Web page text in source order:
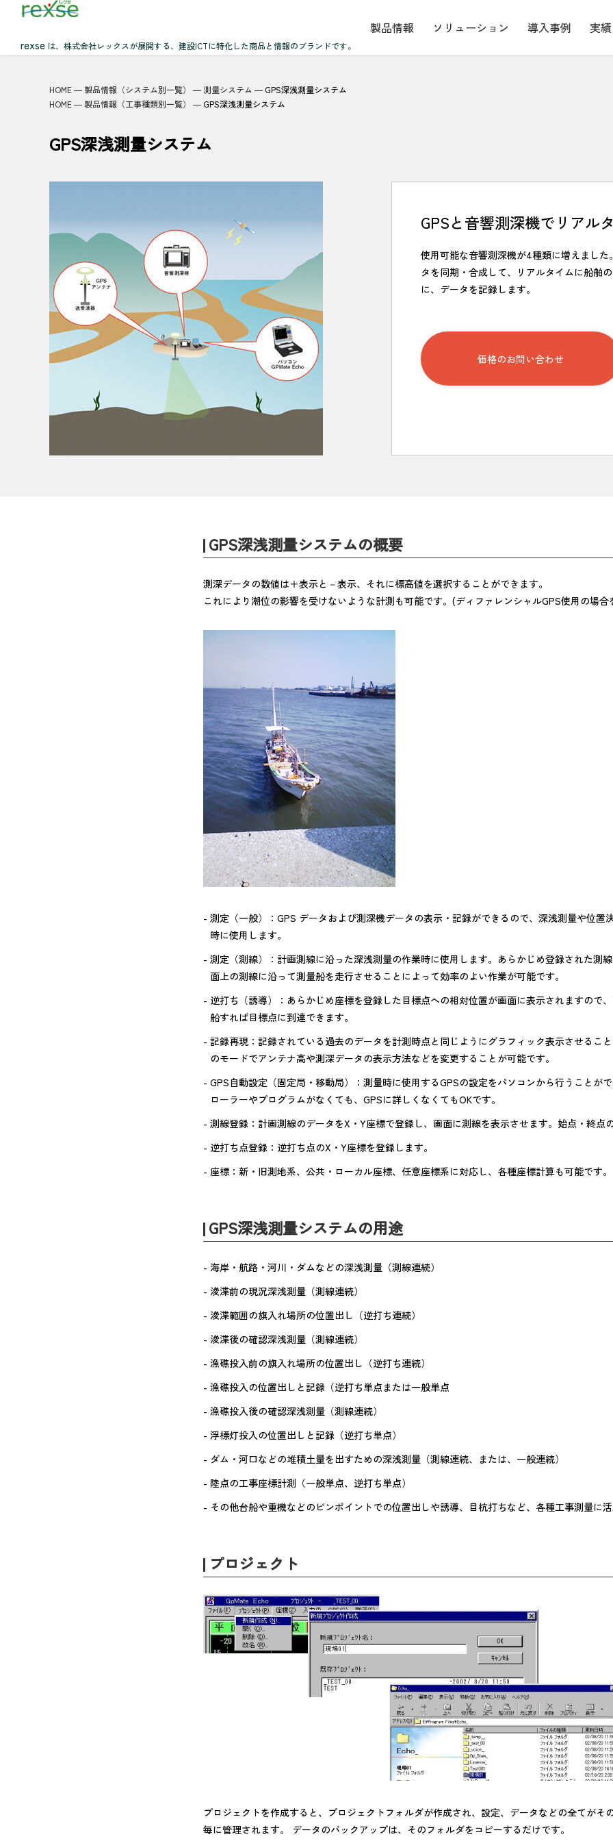
製品情報 ソリューション 導入事例 実績
rexse は、株式会社レックスが展開する、建設ICTに特化した商品と情報のブランドです。
HOME―製品情報（システム別一覧） ― 測量システム ―GPS深浅測量システム
HOME―製品情報（工事種類別一覧） ―GPS深浅測量システム
GPS深浅測量システム
GPSと音響測深機でリアル
使用可能な音響測深機が4種類に増えまし
タを同期・合成して、リアルタイムに船舶
に、データを記録します。
価格のお問い合わせ
GPS深浅測量システムの概要
測深データの数値は＋表示と－表示、それに標高値を選択することができます。
これにより潮位の影響を受けないような計測も可能です。(ディファレンシャルGPS使用の場合
測定（一般）：GPS データおよび測深機データの表示・記録ができるので、深浅測量や位置
時に使用します。
測定（測線）：計画測線に沿った深浅測量の作業時に使用します。あらかじめ登録された測
面上の測線に沿って測量船を走行させることによって効率のよい作業が可能です。
逆打ち（誘導）：あらかじめ座標を登録した目標点への相対位置が画面に表示されますので
船すれば目標点に到達できます。
記録再現：記録されている過去のデータを計測時点と同じようにグラフィック表示させるこ
のモードでアンテナ高や測深データの表示方法などを変更することが可能です。
GPS自動設定（固定局・移動局）：測量時に使用するGPSの設定をパソコンから行うことが
ローラーやプログラムがなくても、GPSに詳しくなくてもOKです。
測線登録：計画測線のデータをX・Y座標で登録し、画面に測線を表示させます。始点・終点
逆打ち点登録：逆打ち点のX・Y座標を登録します。
座標：新・旧測地系、公共・ローカル座標、任意座標系に対応し、各種座標計算も可能です。
GPS深浅測量システムの用途
海岸・航路・河川・ダムなどの深浅測量（測線連続）
浚渫前の現況深浅測量（測線連続）
浚渫範囲の旗入れ場所の位置出し（逆打ち連続）
浚渫後の確認深浅測量（測線連続）
漁礁投入前の旗入れ場所の位置出し（逆打ち連続）
漁礁投入の位置出しと記録（逆打ち単点または一般単点
漁礁投入後の確認深浅測量（測線連続）
浮標灯投入の位置出しと記録（逆打ち単点）
ダム・河口などの堆積土量を出すための深浅測量（測線連続、または、一般連続）
陸点の工事座標計測（一般単点、逆打ち単点）
その他台船や重機などのピンポイントでの位置出しや誘導、目杭打ちなど、各種工事測量に
プロジェクト
プロジェクトを作成すると、プロジェクトフォルダが作成され、設定、データなどの全てがそ
毎に管理されます。 データのバックアップは、そのフォルダをコピーするだけです。